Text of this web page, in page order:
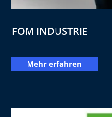
FOM INDUSTRIE
Mehr erfahren